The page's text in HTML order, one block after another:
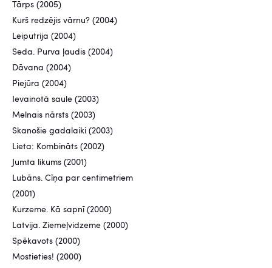
Tārps (2005)
Kurš redzējis vārnu? (2004)
Leiputrija (2004)
Seda. Purva ļaudis (2004)
Dāvana (2004)
Piejūra (2004)
Ievainotā saule (2003)
Melnais nārsts (2003)
Skanošie gadalaiki (2003)
Lieta: Kombināts (2002)
Jumta likums (2001)
Lubāns. Cīņa par centimetriem
(2001)
Kurzeme. Kā sapnī (2000)
Latvija. Ziemeļvidzeme (2000)
Spēkavots (2000)
Mostieties! (2000)